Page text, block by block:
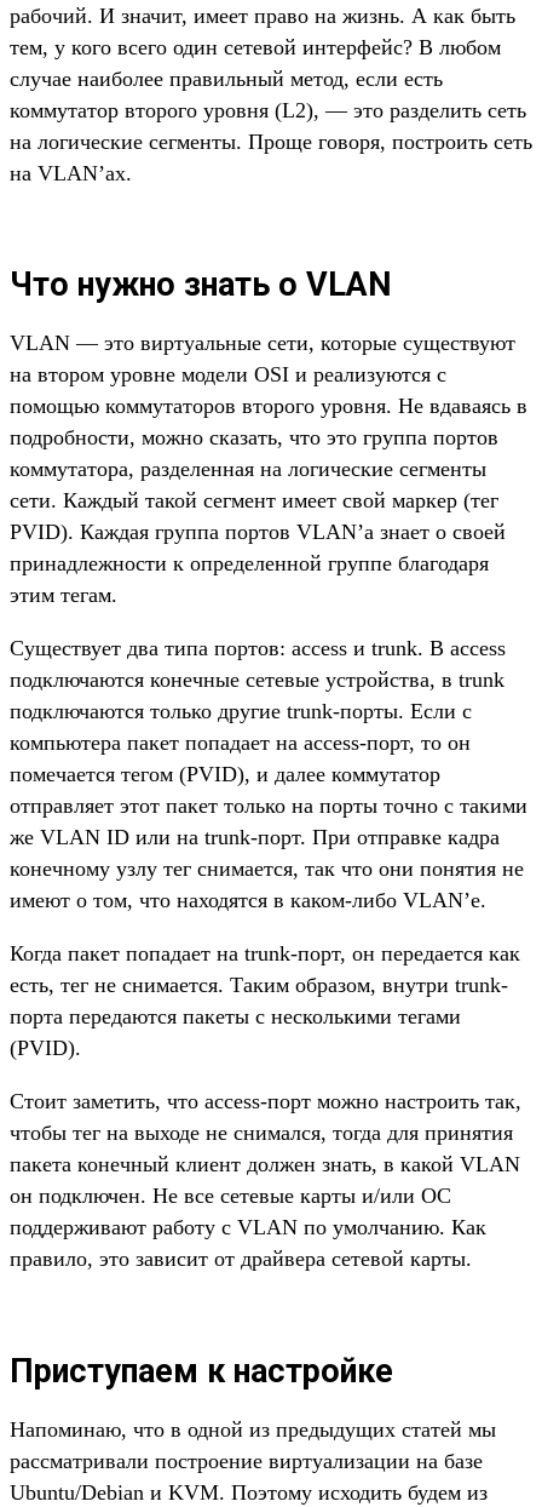
рабочий. И значит, имеет право на жизнь. А как быть
тем, у кого всего один сетевой интерфейс? В любом
случае наиболее правильный метод, если есть
коммутатор второго уровня (L2), — это разделить сеть
на логические сегменты. Проще говоря, построить сеть
на VLAN’ах.
Что нужно знать о VLAN
VLAN — это виртуальные сети, которые существуют
на втором уровне модели OSI и реализуются с
помощью коммутаторов второго уровня. Не вдаваясь в
подробности, можно сказать, что это группа портов
коммутатора, разделенная на логические сегменты
сети. Каждый такой сегмент имеет свой маркер (тег
PVID). Каждая группа портов VLAN’а знает о своей
принадлежности к определенной группе благодаря
этим тегам.
Существует два типа портов: access и trunk. В access
подключаются конечные сетевые устройства, в trunk
подключаются только другие trunk-порты. Если с
компьютера пакет попадает на access-порт, то он
помечается тегом (PVID), и далее коммутатор
отправляет этот пакет только на порты точно с такими
же VLAN ID или на trunk-порт. При отправке кадра
конечному узлу тег снимается, так что они понятия не
имеют о том, что находятся в каком-либо VLAN’е.
Когда пакет попадает на trunk-порт, он передается как
есть, тег не снимается. Таким образом, внутри trunk-
порта передаются пакеты с несколькими тегами
(PVID).
Стоит заметить, что access-порт можно настроить так,
чтобы тег на выходе не снимался, тогда для принятия
пакета конечный клиент должен знать, в какой VLAN
он подключен. Не все сетевые карты и/или ОС
поддерживают работу с VLAN по умолчанию. Как
правило, это зависит от драйвера сетевой карты.
Приступаем к настройке
Напоминаю, что в одной из предыдущих статей мы
рассматривали построение виртуализации на базе
Ubuntu/Debian и KVM. Поэтому исходить будем из